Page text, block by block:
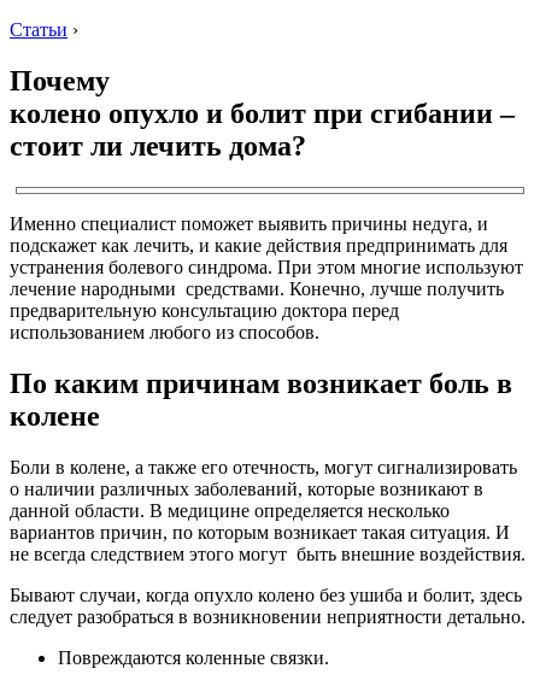
Статьи ›
Почему
колено опухло и болит при сгибании –
стоит ли лечить дома?
Именно специалист поможет выявить причины недуга, и
подскажет как лечить, и какие действия предпринимать для
устранения болевого синдрома. При этом многие используют
лечение народными средствами. Конечно, лучше получить
предварительную консультацию доктора перед
использованием любого из способов.
По каким причинам возникает боль в
колене
Боли в колене, а также его отечность, могут сигнализировать
о наличии различных заболеваний, которые возникают в
данной области. В медицине определяется несколько
вариантов причин, по которым возникает такая ситуация. И
не всегда следствием этого могут быть внешние воздействия.
Бывают случаи, когда опухло колено без ушиба и болит, здесь
следует разобраться в возникновении неприятности детально.
Повреждаются коленные связки.